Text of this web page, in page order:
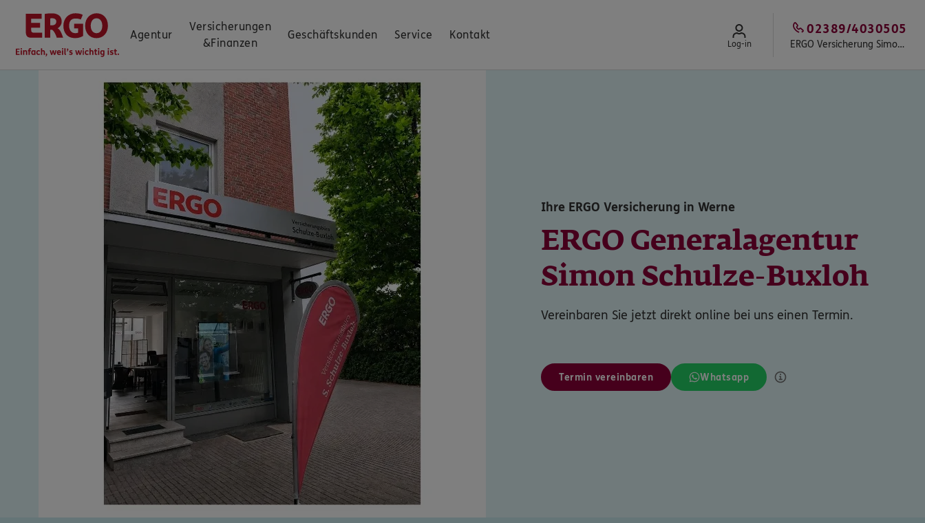
Agentur
Versicherungen
&Finanzen
Geschäftskunden Service Kontakt
Log-in ERGO Versicherung Simon Schulze-Buxloh
02389/4030505
Ihre ERGO Versicherung in Werne
ERGO Generalagentur
Simon Schulze-Buxloh
Vereinbaren Sie jetzt direkt online bei uns einen Termin.
Termin vereinbaren Whatsapp